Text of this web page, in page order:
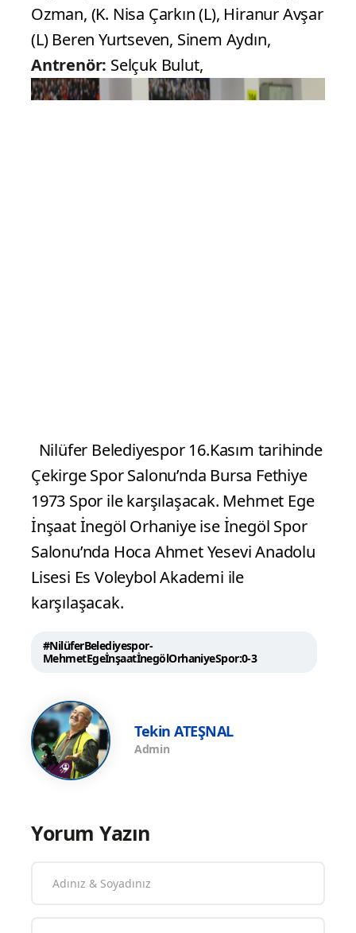
Ozman, (K. Nisa Çarkın (L), Hiranur Avşar
(L) Beren Yurtseven, Sinem Aydın,
Antrenör: Selçuk Bulut,
Nilüfer Belediyespor 16.Kasım tarihinde
Çekirge Spor Salonu’nda Bursa Fethiye
1973 Spor ile karşılaşacak. Mehmet Ege
İnşaat İnegöl Orhaniye ise İnegöl Spor
Salonu’nda Hoca Ahmet Yesevi Anadolu
Lisesi Es Voleybol Akademi ile
karşılaşacak.
#NilüferBelediyespor-
MehmetEgeİnşaatİnegölOrhaniyeSpor:0-3
Tekin ATEŞNAL
Admin
Yorum Yazın